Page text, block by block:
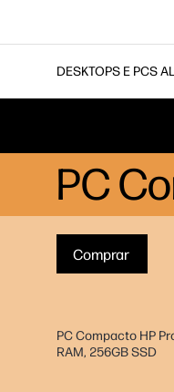
DESKTOPS E PCS
PC
Comprar
PC Compacto HP
RAM, 256GB SSD